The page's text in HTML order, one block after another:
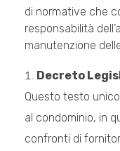
di normative che
responsabilità
manutenzione
Decreto
Questo testo
al condominio, in
confronti di